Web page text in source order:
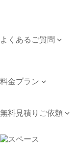
よくあるご質問 
料金プラン 
無料見積りご依頼 